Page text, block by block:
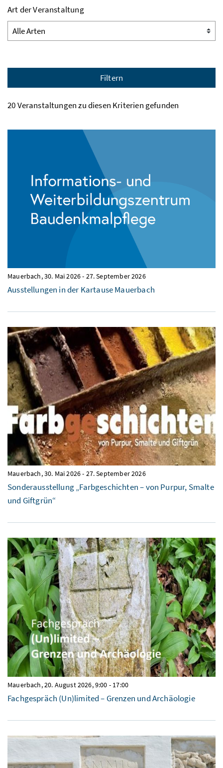
Art der Veranstaltung
Filtern
20 Veranstaltungen zu diesen Kriterien gefunden
Mauerbach,30. Mai 2026- 27. September 2026
Ausstellungen in der Kartause Mauerbach
Mauerbach,30. Mai 2026- 27. September 2026
Sonderausstellung „Farbgeschichten – von Purpur, Smalte
und Giftgrün“
Mauerbach,20. August 2026, 9:00 - 17:00
Fachgespräch (Un)limited – Grenzen und Archäologie